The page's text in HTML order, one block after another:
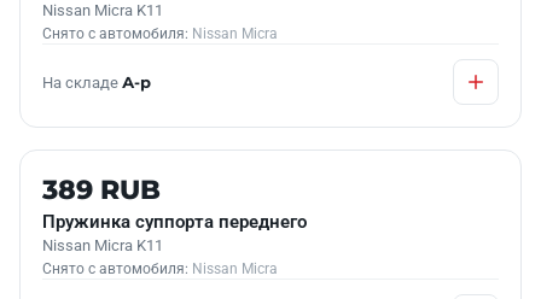
Nissan Micra K11
Снято с автомобиля: Nissan Micra
На складе А-р
Б/У В НАЛИЧИИ
389 RUB
Пружинка суппорта переднего
Nissan Micra K11
Снято с автомобиля: Nissan Micra